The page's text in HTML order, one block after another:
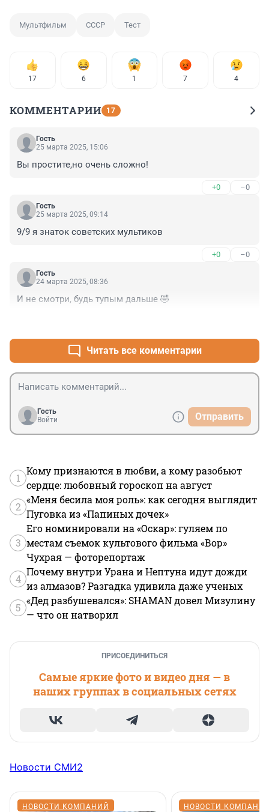
Мультфильм СССР Тест
17 6 1 7 4
КОММЕНТАРИИ 17
Гость
25 марта 2025, 15:06
Вы простите,но очень сложно!
+0 –0
Гость
25 марта 2025, 09:14
9/9 я знаток советских мультиков
+0 –0
Гость
24 марта 2025, 08:36
И не смотри, будь тупым дальше 🤣
Читать все комментарии
Гость
Войти
Отправить
1
Кому признаются в любви, а кому разобьют
сердце: любовный гороскоп на август
2
«Меня бесила моя роль»: как сегодня выглядит
Пуговка из «Папиных дочек»
3
Его номинировали на «Оскар»: гуляем по
местам съемок культового фильма «Вор»
Чухрая — фоторепортаж
4
Почему внутри Урана и Нептуна идут дожди
из алмазов? Разгадка удивила даже ученых
5
«Дед разбушевался»: SHAMAN довел Мизулину
— что он натворил
ПРИСОЕДИНИТЬСЯ
Самые яркие фото и видео дня — в
наших группах в социальных сетях
Новости СМИ2
НОВОСТИ КОМПАНИЙ НОВОСТИ